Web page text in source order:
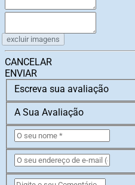
excluir imagens
CANCELAR
ENVIAR
Escreva sua avaliação
A Sua Avaliação